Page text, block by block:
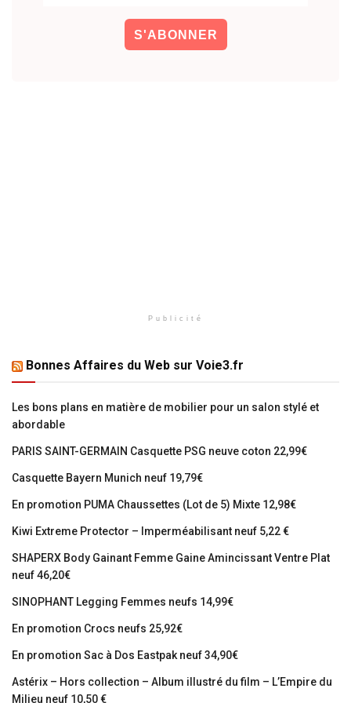
Publicité
Bonnes Affaires du Web sur Voie3.fr
Les bons plans en matière de mobilier pour un salon stylé et
abordable
PARIS SAINT-GERMAIN Casquette PSG neuve coton 22,99€
Casquette Bayern Munich neuf 19,79€
En promotion PUMA Chaussettes (Lot de 5) Mixte 12,98€
Kiwi Extreme Protector – Imperméabilisant neuf 5,22 €
SHAPERX Body Gainant Femme Gaine Amincissant Ventre Plat
neuf 46,20€
SINOPHANT Legging Femmes neufs 14,99€
En promotion Crocs neufs 25,92€
En promotion Sac à Dos Eastpak neuf 34,90€
Astérix – Hors collection – Album illustré du film – L’Empire du
Milieu neuf 10,50 €